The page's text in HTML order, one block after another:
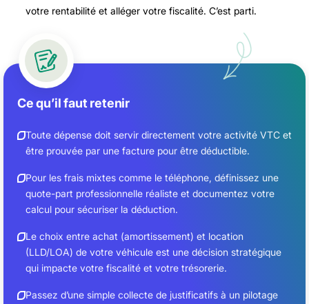
votre rentabilité et alléger votre fiscalité. C’est parti.
Ce qu’il faut retenir
Toute dépense doit servir directement votre activité VTC et
être prouvée par une facture pour être déductible.
Pour les frais mixtes comme le téléphone, définissez une
quote-part professionnelle réaliste et documentez votre
calcul pour sécuriser la déduction.
Le choix entre achat (amortissement) et location
(LLD/LOA) de votre véhicule est une décision stratégique
qui impacte votre fiscalité et votre trésorerie.
Passez d’une simple collecte de justificatifs à un pilotage